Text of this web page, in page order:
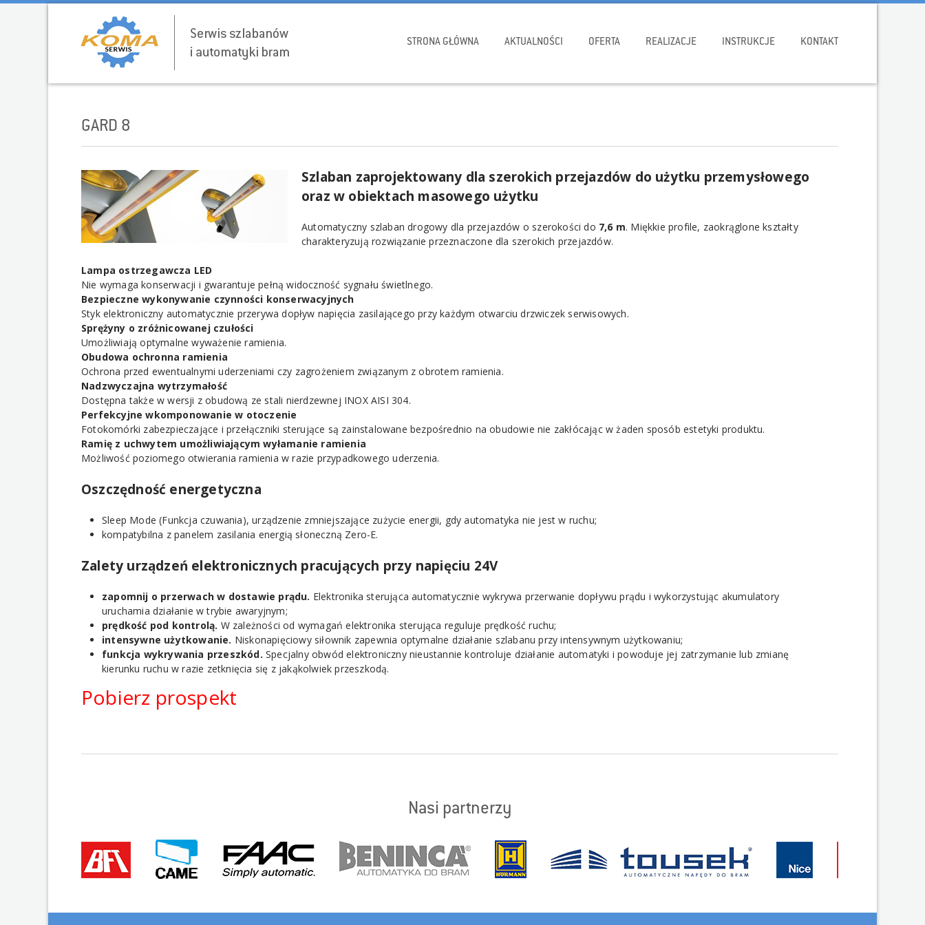
STRONA GŁÓWNA AKTUALNOŚCI OFERTA REALIZACJE INSTRUKCJE KONTAKT
GARD 8
Szlaban zaprojektowany dla szerokich przejazdów do użytku przemysłowego
oraz w obiektach masowego użytku
Automatyczny szlaban drogowy dla przejazdów o szerokości do 7,6 m. Miękkie profile, zaokrąglone kształty
charakteryzują rozwiązanie przeznaczone dla szerokich przejazdów.
Lampa ostrzegawcza LED
Nie wymaga konserwacji i gwarantuje pełną widoczność sygnału świetlnego.
Bezpieczne wykonywanie czynności konserwacyjnych
Styk elektroniczny automatycznie przerywa dopływ napięcia zasilającego przy każdym otwarciu drzwiczek serwisowych.
Sprężyny o zróżnicowanej czułości
Umożliwiają optymalne wyważenie ramienia.
Obudowa ochronna ramienia
Ochrona przed ewentualnymi uderzeniami czy zagrożeniem związanym z obrotem ramienia.
Nadzwyczajna wytrzymałość
Dostępna także w wersji z obudową ze stali nierdzewnej INOX AISI 304.
Perfekcyjne wkomponowanie w otoczenie
Fotokomórki zabezpieczające i przełączniki sterujące są zainstalowane bezpośrednio na obudowie nie zakłócając w żaden sposób estetyki produktu.
Ramię z uchwytem umożliwiającym wyłamanie ramienia
Możliwość poziomego otwierania ramienia w razie przypadkowego uderzenia.
Oszczędność energetyczna
Sleep Mode (Funkcja czuwania), urządzenie zmniejszające zużycie energii, gdy automatyka nie jest w ruchu;
kompatybilna z panelem zasilania energią słoneczną Zero-E.
Zalety urządzeń elektronicznych pracujących przy napięciu 24V
zapomnij o przerwach w dostawie prądu. Elektronika sterująca automatycznie wykrywa przerwanie dopływu prądu i wykorzystując akumulatory
uruchamia działanie w trybie awaryjnym;
prędkość pod kontrolą. W zależności od wymagań elektronika sterująca reguluje prędkość ruchu;
intensywne użytkowanie. Niskonapięciowy siłownik zapewnia optymalne działanie szlabanu przy intensywnym użytkowaniu;
funkcja wykrywania przeszkód. Specjalny obwód elektroniczny nieustannie kontroluje działanie automatyki i powoduje jej zatrzymanie lub zmianę
kierunku ruchu w razie zetknięcia się z jakąkolwiek przeszkodą.
Pobierz prospekt
Nasi partnerzy